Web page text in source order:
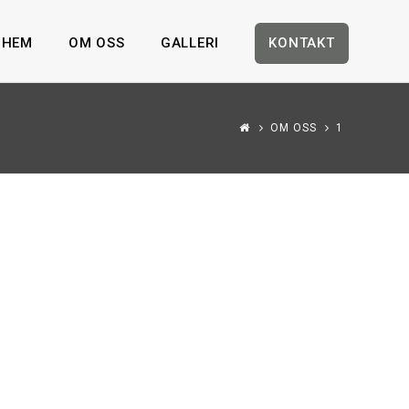
HEM OM OSS GALLERI KONTAKT
OM OSS 1